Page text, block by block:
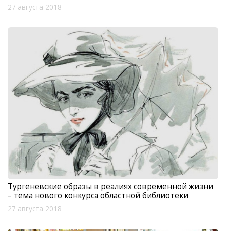
27 августа 2018
Тургеневские образы в реалиях современной жизни
– тема нового конкурса областной библиотеки
27 августа 2018